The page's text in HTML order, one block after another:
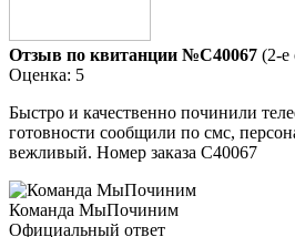
Отзыв по квитанции №C40067 (2-е
Оценка: 5
Быстро и качественно починили
готовности сообщили по смс,
вежливый. Номер заказа С40067
Команда МыПочиним
Официальный ответ